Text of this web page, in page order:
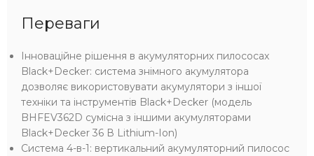
Переваги
Інноваційне рішення в акумуляторних пилососах
Black+Decker: система знімного акумулятора
дозволяє використовувати акумулятори з іншої
техніки та інструментів Black+Decker (модель
BHFEV362D сумісна з іншими акумуляторами
Black+Decker 36 В Lithium-Ion)
Система 4-в-1: вертикальний акумуляторний пилосос